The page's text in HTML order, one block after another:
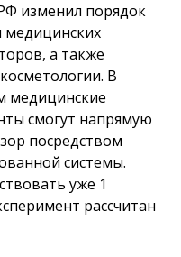
изменил порядок
медицинских
а также
В
медицинские
смогут напрямую
посредством
системы.
уже 1
рассчитан